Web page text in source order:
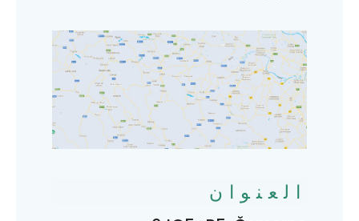
العنوان